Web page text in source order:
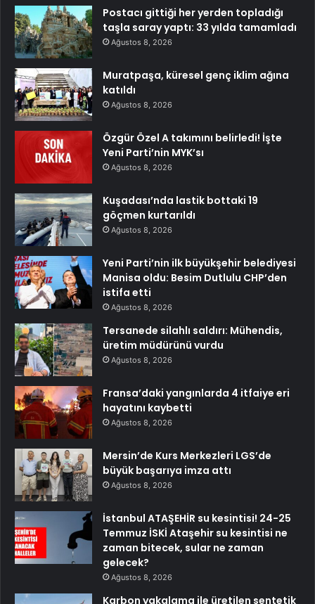
Postacı gittiği her yerden topladığı
taşla saray yaptı: 33 yılda tamamladı
Ağustos 8, 2026
Muratpaşa, küresel genç iklim ağına
katıldı
Ağustos 8, 2026
Özgür Özel A takımını belirledi! İşte
Yeni Parti’nin MYK’sı
Ağustos 8, 2026
Kuşadası’nda lastik bottaki 19
göçmen kurtarıldı
Ağustos 8, 2026
Yeni Parti’nin ilk büyükşehir belediyesi
Manisa oldu: Besim Dutlulu CHP’den
istifa etti
Ağustos 8, 2026
Tersanede silahlı saldırı: Mühendis,
üretim müdürünü vurdu
Ağustos 8, 2026
Fransa’daki yangınlarda 4 itfaiye eri
hayatını kaybetti
Ağustos 8, 2026
Mersin’de Kurs Merkezleri LGS’de
büyük başarıya imza attı
Ağustos 8, 2026
İstanbul ATAŞEHİR su kesintisi! 24-25
Temmuz İSKİ Ataşehir su kesintisi ne
zaman bitecek, sular ne zaman
gelecek?
Ağustos 8, 2026
Karbon yakalama ile üretilen sentetik